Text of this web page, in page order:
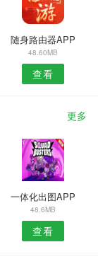
随身路由器APP
48.60MB
查看
更多
一体化出图APP
48.6MB
查看